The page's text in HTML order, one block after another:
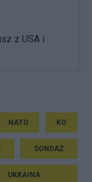
z USA i
NATO KO
SONDAŻ
UKRAINA